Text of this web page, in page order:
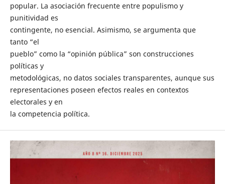
popular. La asociación frecuente entre populismo y
punitividad es
contingente, no esencial. Asimismo, se argumenta que
tanto “el
pueblo” como la “opinión pública” son construcciones
políticas y
metodológicas, no datos sociales transparentes, aunque sus
representaciones poseen efectos reales en contextos
electorales y en
la competencia política.